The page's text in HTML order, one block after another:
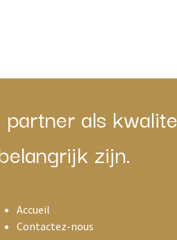
als
zijn.
Accueil
Contactez-nous